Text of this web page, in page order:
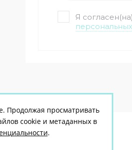
Я
Продолжая просматривать
cookie и метаданных в
.